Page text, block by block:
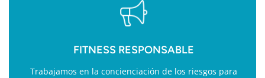
FITNESS RESPONSABLE
Trabajamos en la concienciación de los riesgos para